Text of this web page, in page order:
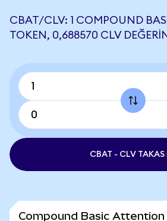
CBAT/CLV: 1 COMPOUND
TOKEN, 0,688570 CLV
CBAT - CLV TAKAS
Compound Basic Attention